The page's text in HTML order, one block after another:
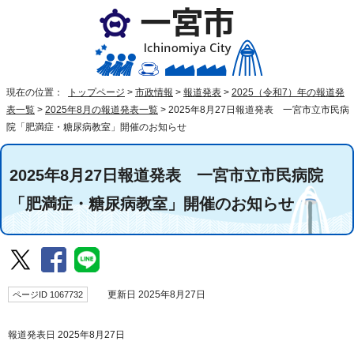
現在の位置： トップページ > 市政情報 > 報道発表 > 2025（令和7）年の報道発
表一覧 > 2025年8月の報道発表一覧 > 2025年8月27日報道発表 一宮市立市民病
院「肥満症・糖尿病教室」開催のお知らせ
2025年8月27日報道発表 一宮市立市民病院
「肥満症・糖尿病教室」開催のお知らせ
ページID 1067732 更新日 2025年8月27日
報道発表日 2025年8月27日